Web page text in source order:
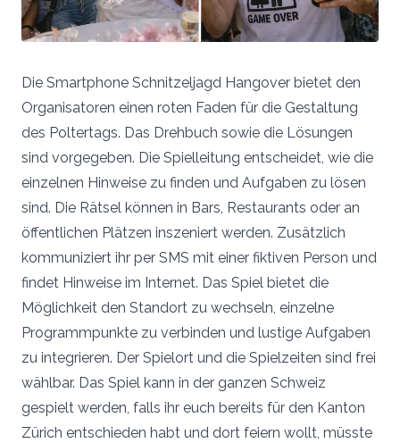
Die Smartphone Schnitzeljagd Hangover bietet den
Organisatoren einen roten Faden für die Gestaltung
des Poltertags. Das Drehbuch sowie die Lösungen
sind vorgegeben. Die Spielleitung entscheidet, wie die
einzelnen Hinweise zu finden und Aufgaben zu lösen
sind. Die Rätsel können in Bars, Restaurants oder an
öffentlichen Plätzen inszeniert werden. Zusätzlich
kommuniziert ihr per SMS mit einer fiktiven Person und
findet Hinweise im Internet. Das Spiel bietet die
Möglichkeit den Standort zu wechseln, einzelne
Programmpunkte zu verbinden und lustige Aufgaben
zu integrieren. Der Spielort und die Spielzeiten sind frei
wählbar. Das Spiel kann in der ganzen Schweiz
gespielt werden, falls ihr euch bereits für den Kanton
Zürich entschieden habt und dort feiern wollt, müsste